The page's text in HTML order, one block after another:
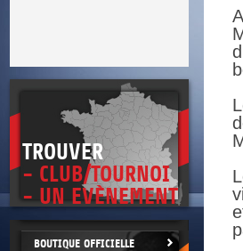
TROUVER
- CLUB/TOURNOI
- UN EVÈNEMENT
BOUTIQUE OFFICIELLE